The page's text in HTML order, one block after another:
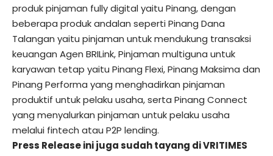
produk pinjaman fully digital yaitu Pinang, dengan
beberapa produk andalan seperti Pinang Dana
Talangan yaitu pinjaman untuk mendukung transaksi
keuangan Agen BRILink, Pinjaman multiguna untuk
karyawan tetap yaitu Pinang Flexi, Pinang Maksima dan
Pinang Performa yang menghadirkan pinjaman
produktif untuk pelaku usaha, serta Pinang Connect
yang menyalurkan pinjaman untuk pelaku usaha
melalui fintech atau P2P lending.
Press Release ini juga sudah tayang diVRITIMES